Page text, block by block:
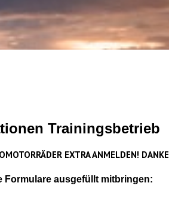
Trainingsbetrieb
EXTRA ANMELDEN! DANKE
Formulare ausgefüllt mitbringen: